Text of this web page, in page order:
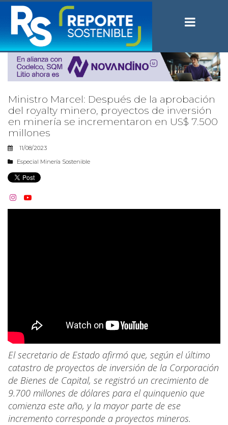
Ministro Marcel: Después de la aprobación
del royalty minero, proyectos de inversión
en minería se incrementaron en US$ 7.500
millones
11/08/2023
Especial Minería Sostenible
 
El secretario de Estado afirmó que, según el último
catastro de proyectos de inversión de la Corporación
de Bienes de Capital, se registró un crecimiento de
9.700 millones de dólares para el quinquenio que
comienza este año, y la mayor parte de ese
incremento corresponde a proyectos mineros.